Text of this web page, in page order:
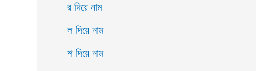
র দিয়ে নাম
ল দিয়ে নাম
শ দিয়ে নাম